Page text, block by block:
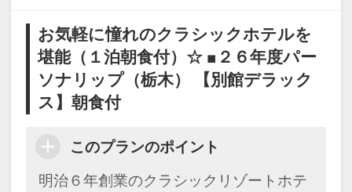
お気軽に憧れのクラシックホテルを
堪能（１泊朝食付）☆ ■２６年度パー
ソナリップ（栃木） 【別館デラック
ス】朝食付
このプランのポイント
明治６年創業のクラシックリゾートホテ